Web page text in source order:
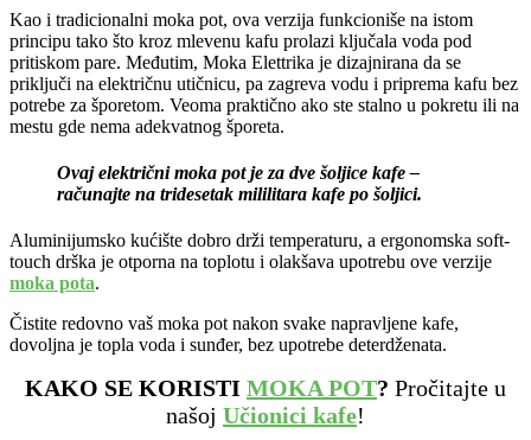
Kao i tradicionalni moka pot, ova verzija funkcioniše na istom
principu tako što kroz mlevenu kafu prolazi ključala voda pod
pritiskom pare. Međutim, Moka Elettrika je dizajnirana da se
priključi na električnu utičnicu, pa zagreva vodu i priprema kafu bez
potrebe za šporetom. Veoma praktično ako ste stalno u pokretu ili na
mestu gde nema adekvatnog šporeta.
Ovaj električni moka pot je za dve šoljice kafe –
računajte na tridesetak mililitara kafe po šoljici.
Aluminijumsko kućište dobro drži temperaturu, a ergonomska soft-
touch drška je otporna na toplotu i olakšava upotrebu ove verzije
moka pota.
Čistite redovno vaš moka pot nakon svake napravljene kafe,
dovoljna je topla voda i sunđer, bez upotrebe deterdženata.
KAKO SE KORISTI MOKA POT? Pročitajte u
našoj Učionici kafe!